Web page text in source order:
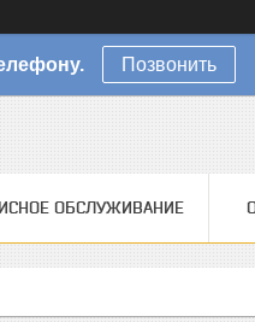
Позвонить
ОБСЛУЖИВАНИЕ